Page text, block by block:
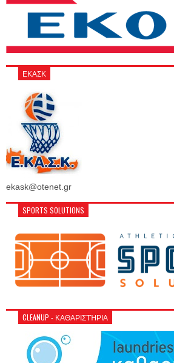
ΕΚΑΣΚ
ekask@otenet.gr
SPORTS SOLUTIONS
CLEANUP - ΚΑΘΑΡΙΣΤΉΡΙΑ